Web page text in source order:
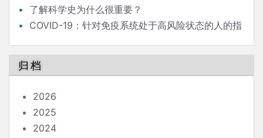
了解科学史为什么很重要？
COVID-19：针对免疫系统处于高风险状态的人的指
归档
2026
2025
2024